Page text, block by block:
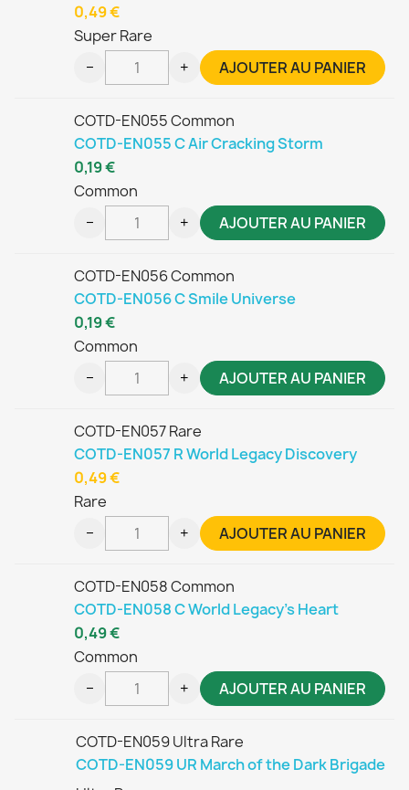
Super Rare
0,49 €
− + AJOUTER AU PANIER
COTD-EN055 Common
COTD-EN055 C Air Cracking Storm
Common
0,19 €
− + AJOUTER AU PANIER
COTD-EN056 Common
COTD-EN056 C Smile Universe
Common
0,19 €
− + AJOUTER AU PANIER
COTD-EN057 Rare
COTD-EN057 R World Legacy Discovery
Rare
0,49 €
− + AJOUTER AU PANIER
COTD-EN058 Common
COTD-EN058 C World Legacy's Heart
Common
0,49 €
− + AJOUTER AU PANIER
COTD-EN059 Ultra Rare
COTD-EN059 UR March of the Dark Brigade